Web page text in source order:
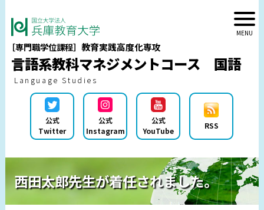
［専門職学位課程］ 教育実践高度化専攻
言語系教科マネジメントコース 国語
Language Studies
公式
Twitter
公式
Instagram
公式
YouTube
RSS
西田太郎先生が着任されました。